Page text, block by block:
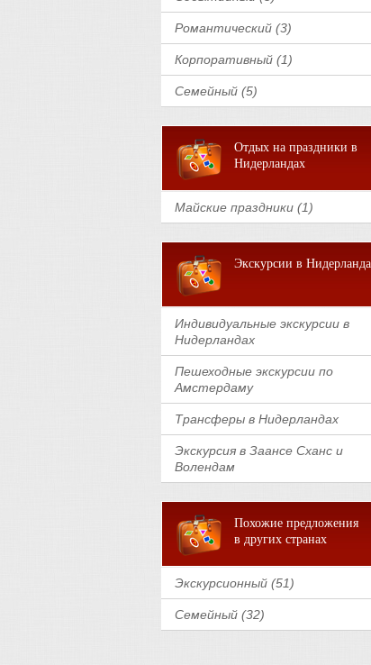
Романтический (3)
Корпоративный (1)
Семейный (5)
Отдых на праздники в
Нидерландах
Майские праздники (1)
Экскурсии в
Индивидуальные экскурсии в
Нидерландах
Пешеходные экскурсии по
Амстердаму
Трансферы в Нидерландах
Экскурсия в Заансе Сханс и
Волендам
Похожие предложения
в других странах
Экскурсионный (51)
Семейный (32)